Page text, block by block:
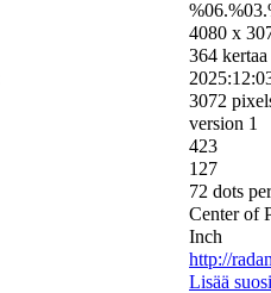
4080 x
364 kertaa
3072
version 1
423
127
72 dots
Center of
Inch
http://
Lisää